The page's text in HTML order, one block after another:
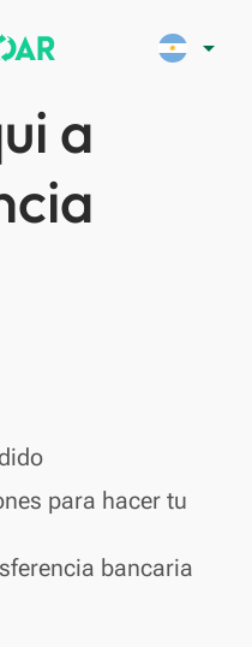
arrow_drop_down
a
para hacer tu
bancaria